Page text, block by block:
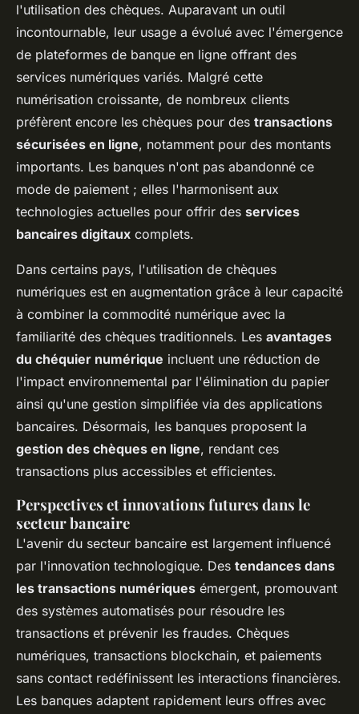
l'utilisation des chèques. Auparavant un outil
incontournable, leur usage a évolué avec l'émergence
de plateformes de banque en ligne offrant des
services numériques variés. Malgré cette
numérisation croissante, de nombreux clients
préfèrent encore les chèques pour des transactions
sécurisées en ligne, notamment pour des montants
importants. Les banques n'ont pas abandonné ce
mode de paiement ; elles l'harmonisent aux
technologies actuelles pour offrir des services
bancaires digitaux complets.
Dans certains pays, l'utilisation de chèques
numériques est en augmentation grâce à leur capacité
à combiner la commodité numérique avec la
familiarité des chèques traditionnels. Les avantages
du chéquier numérique incluent une réduction de
l'impact environnemental par l'élimination du papier
ainsi qu'une gestion simplifiée via des applications
bancaires. Désormais, les banques proposent la
gestion des chèques en ligne, rendant ces
transactions plus accessibles et efficientes.
Perspectives et innovations futures dans le
secteur bancaire
L'avenir du secteur bancaire est largement influencé
par l'innovation technologique. Des tendances dans
les transactions numériques émergent, promouvant
des systèmes automatisés pour résoudre les
transactions et prévenir les fraudes. Chèques
numériques, transactions blockchain, et paiements
sans contact redéfinissent les interactions financières.
Les banques adaptent rapidement leurs offres avec